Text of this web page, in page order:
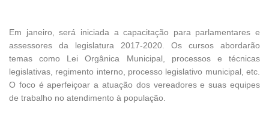
Em janeiro, será iniciada a capacitação para parlamentares e
assessores da legislatura 2017-2020. Os cursos abordarão
temas como Lei Orgânica Municipal, processos e técnicas
legislativas, regimento interno, processo legislativo municipal, etc.
O foco é aperfeiçoar a atuação dos vereadores e suas equipes
de trabalho no atendimento à população.